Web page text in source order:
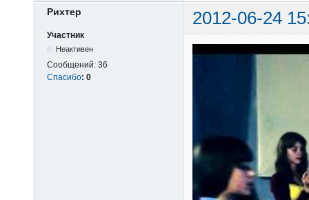
Рихтер 2012-06-24
Участник
Неактивен
Сообщений: 36
Спасибо: 0